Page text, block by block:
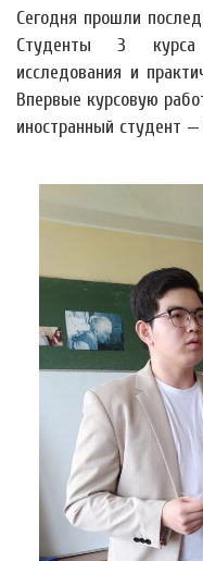
Сегодня прошли
Студенты 3 курса
исследования и
Впервые курсовую
иностранный студент